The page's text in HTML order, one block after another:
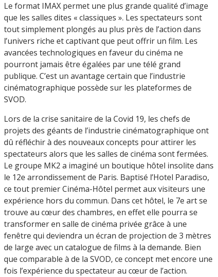
Le format IMAX permet une plus grande qualité d’image
que les salles dites « classiques ». Les spectateurs sont
tout simplement plongés au plus près de l’action dans
l’univers riche et captivant que peut offrir un film. Les
avancées technologiques en faveur du cinéma ne
pourront jamais être égalées par une télé grand
publique. C’est un avantage certain que l’industrie
cinématographique possède sur les plateformes de
SVOD.
Lors de la crise sanitaire de la Covid 19, les chefs de
projets des géants de l’industrie cinématographique ont
dû réfléchir à des nouveaux concepts pour attirer les
spectateurs alors que les salles de cinéma sont fermées.
Le groupe MK2 a imaginé un boutique hôtel insolite dans
le 12e arrondissement de Paris. Baptisé l’Hotel Paradiso,
ce tout premier Cinéma-Hôtel permet aux visiteurs une
expérience hors du commun. Dans cet hôtel, le 7e art se
trouve au cœur des chambres, en effet elle pourra se
transformer en salle de cinéma privée grâce à une
fenêtre qui deviendra un écran de projection de 3 mètres
de large avec un catalogue de films à la demande. Bien
que comparable à de la SVOD, ce concept met encore une
fois l’expérience du spectateur au cœur de l’action.